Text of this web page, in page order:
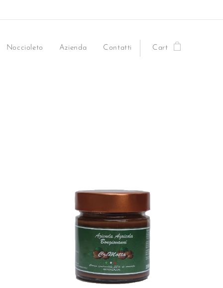
Noccioleto Azienda Contatti Cart